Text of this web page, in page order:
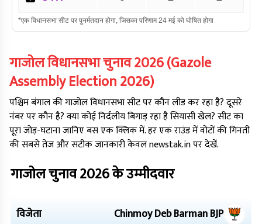
गाजोलविधानसभा चुनाव2026(Gazole
Assembly Election2026)
पश्चिम बंगालकीगाजोलविधानसभा सीट पर कौन लीड कर रहा है? दूसरे
नंबर पर कौन है? क्या कोई निर्दलीय बिगाड़ रहा है सियासी खेल? सीट का
पूरा जोड़-घटाना जानिए बस एक क्लिक में. हर एक राउंड में वोटों की गिनती
की सबसे तेज और सटीक जानकारी केवल newstak.in पर देखें.
गाजोलचुनाव2026के उम्मीदवार
विजेता Chinmoy Deb BarmanBJP